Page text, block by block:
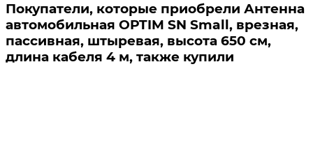
Покупатели, которые приобрели Антенна
автомобильная OPTIM SN Small, врезная,
пассивная, штыревая, высота 650 см,
длина кабеля 4 м, также купили